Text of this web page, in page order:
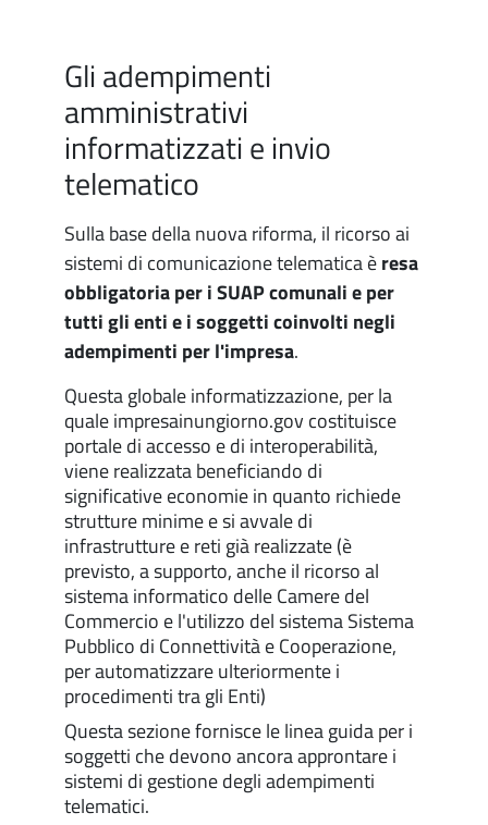
Gli adempimenti
amministrativi
informatizzati e invio
telematico
Sulla base della nuova riforma, il ricorso ai
sistemi di comunicazione telematica èresa
obbligatoria per i SUAP comunali e per
tutti gli enti e i soggetti coinvolti negli
adempimenti per l'impresa.
Questa globale informatizzazione, per la
quale impresainungiorno.gov costituisce
portale di accesso e di interoperabilità,
viene realizzata beneficiando di
significative economie in quanto richiede
strutture minime e si avvale di
infrastrutture e reti già realizzate (è
previsto, a supporto, anche il ricorso al
sistema informatico delle Camere del
Commercio e l'utilizzo del sistema Sistema
Pubblico di Connettività e Cooperazione,
per automatizzare ulteriormente i
procedimenti tra gli Enti)
Questa sezione fornisce le linea guida per i
soggetti che devono ancora approntare i
sistemi di gestione degli adempimenti
telematici.